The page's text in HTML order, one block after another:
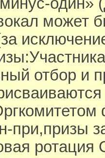
может
отбор и
при,призы